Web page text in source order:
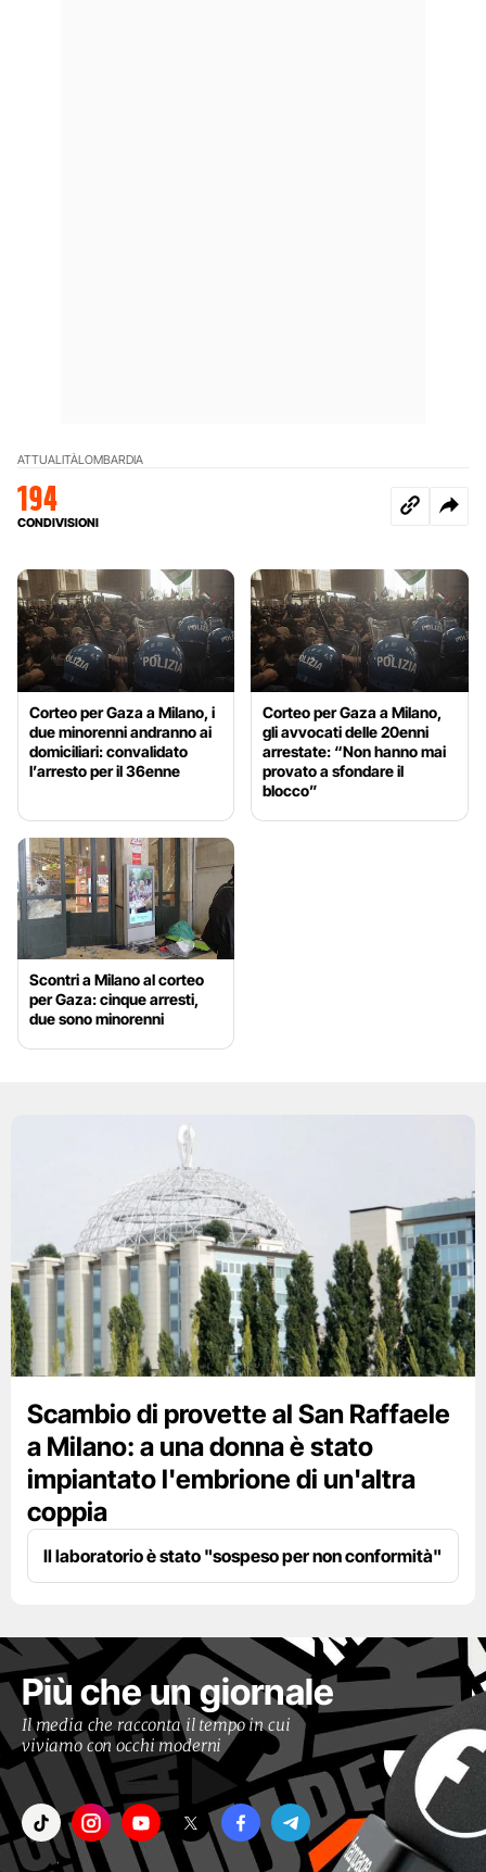
ATTUALITÀLOMBARDIA
194
CONDIVISIONI
Corteo per Gaza a Milano, i
due minorenni andranno ai
domiciliari: convalidato
l’arresto per il 36enne
Corteo per Gaza a Milano,
gli avvocati delle 20enni
arrestate: “Non hanno mai
provato a sfondare il
blocco”
Scontri a Milano al corteo
per Gaza: cinque arresti,
due sono minorenni
Scambio di provette al San Raffaele
a Milano: a una donna è stato
impiantato l'embrione di un'altra
coppia
Il laboratorio è stato "sospeso per non conformità"
Più che un giornale
Il media che racconta il tempo in cui
viviamo con occhi moderni